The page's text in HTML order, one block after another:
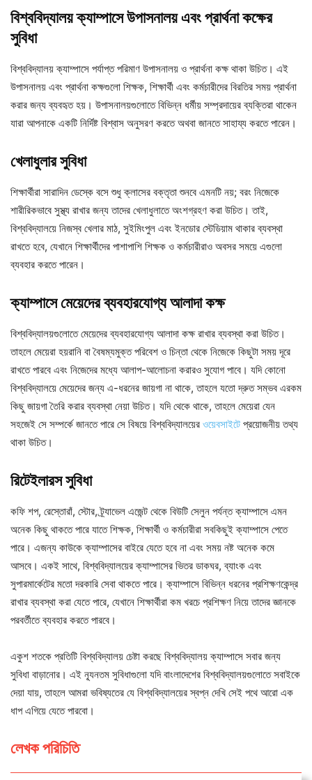
বিশ্ববিদ্যালয় ক্যাম্পাসে উপাসনালয় এবং প্রার্থনা কক্ষের
সুবিধা
বিশ্ববিদ্যালয় ক্যাম্পাসে পর্যাপ্ত পরিমাণ উপাসনালয় ও প্রার্থনা কক্ষ থাকা উচিত। এই
উপাসনালয় এবং প্রার্থনা কক্ষগুলো শিক্ষক, শিক্ষার্থী এবং কর্মচারীদের বিরতির সময় প্রার্থনা
করার জন্য ব্যবহৃত হয়। উপাসনালয়গুলোতে বিভিন্ন ধর্মীয় সম্প্রদায়ের ব্যক্তিরা থাকেন
যারা আপনাকে একটি নির্দিষ্ট বিশ্বাস অনুসরণ করতে অথবা জানতে সাহায্য করতে পারেন।
খেলাধুলার সুবিধা
শিক্ষার্থীরা সারাদিন ডেস্কে বসে শুধু ক্লাসের বক্তৃতা শুনবে এমনটি নয়; বরং নিজেকে
শারীরিকভাবে সুস্থ্য রাখার জন্য তাদের খেলাধুলাতে অংশগ্রহণ করা উচিত। তাই,
বিশ্ববিদ্যালয়ে নিজস্ব খেলার মাঠ, সুইমিংপুল এবং ইনডোর স্টেডিয়াম থাকার ব্যবস্থা
রাখতে হবে, যেখানে শিক্ষার্থীদের পাশাপাশি শিক্ষক ও কর্মচারীরাও অবসর সময়ে এগুলো
ব্যবহার করতে পারেন।
ক্যাম্পাসে মেয়েদের ব্যবহারযোগ্য আলাদা কক্ষ
বিশ্ববিদ্যালয়গুলোতে মেয়েদের ব্যবহারযোগ্য আলাদা কক্ষ রাখার ব্যবস্থা করা উচিত।
তাহলে মেয়েরা হয়রানি বা বৈষম্যমুক্ত পরিবেশ ও চিন্তা থেকে নিজেকে কিছুটা সময় দূরে
রাখতে পারবে এবং নিজেদের মধ্যে আলাপ-আলোচনা করারও সুযোগ পাবে। যদি কোনো
বিশ্ববিদ্যালয়ে মেয়েদের জন্য এ-ধরনের জায়গা না থাকে, তাহলে যতো দ্রুত সম্ভব এরকম
কিছু জায়গা তৈরি করার ব্যবস্থা নেয়া উচিত। যদি থেকে থাকে, তাহলে মেয়েরা যেন
সহজেই সে সম্পর্কে জানতে পারে সে বিষয়ে বিশ্ববিদ্যালয়ের ওয়েবসাইটে প্রয়োজনীয় তথ্য
থাকা উচিত।
রিটেইলারস সুবিধা
কফি শপ, রেস্তোরাঁ, স্টোর, ট্র্যাভেল এজেন্ট থেকে বিউটি সেলুন পর্যন্ত ক্যাম্পাসে এমন
অনেক কিছু থাকতে পারে যাতে শিক্ষক, শিক্ষার্থী ও কর্মচারীরা সবকিছুই ক্যাম্পাসে পেতে
পারে। এজন্য কাউকে ক্যাম্পাসের বাইরে যেতে হবে না এবং সময় নষ্ট অনেক কমে
আসবে। একই সাথে, বিশ্ববিদ্যালয়ের ক্যাম্পাসের ভিতর ডাকঘর, ব্যাংক এবং
সুপারমার্কেটের মতো দরকারি সেবা থাকতে পারে। ক্যাম্পাসে বিভিন্ন ধরনের প্রশিক্ষণকেন্দ্র
রাখার ব্যবস্থা করা যেতে পারে, যেখানে শিক্ষার্থীরা কম খরচে প্রশিক্ষণ নিয়ে তাদের জ্ঞানকে
পরবর্তীতে ব্যবহার করতে পারবে।
একুশ শতকে প্রতিটি বিশ্ববিদ্যালয় চেষ্টা করছে বিশ্ববিদ্যালয় ক্যাম্পাসে সবার জন্য
সুবিধা বাড়ানোর। এই ন্যূনতম সুবিধাগুলো যদি বাংলাদেশের বিশ্ববিদ্যালয়গুলোতে সবাইকে
দেয়া যায়, তাহলে আমরা ভবিষ্যতের যে বিশ্ববিদ্যালয়ের স্বপ্ন দেখি সেই পথে আরো এক
ধাপ এগিয়ে যেতে পারবো।
লেখক পরিচিতি